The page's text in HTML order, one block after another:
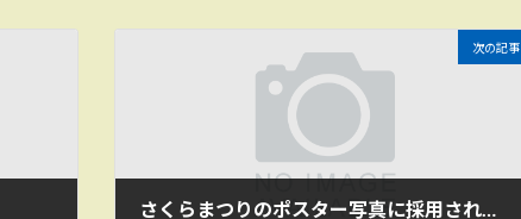
次の記事
さくらまつりのポスター写真に採用されました